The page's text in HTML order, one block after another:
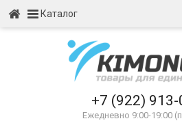
Каталог
+7 (922) 913-
Ежедневно 9:00-19:00